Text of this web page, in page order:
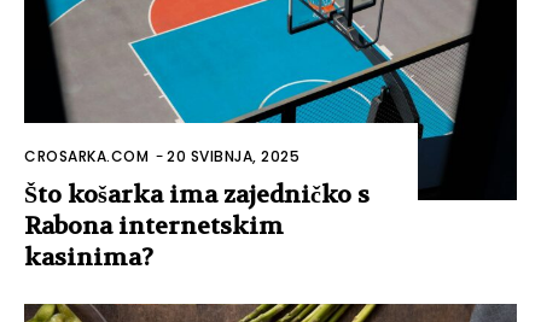
CROSARKA.COM -20 SVIBNJA, 2025
Što košarka ima zajedničko s
Rabona internetskim
kasinima?